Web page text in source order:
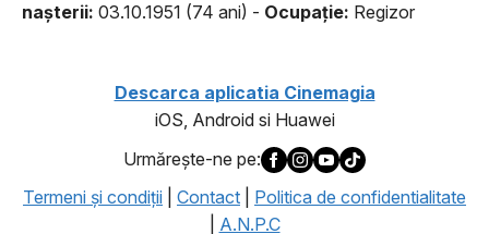
naşterii: 03.10.1951 (74 ani) - Ocupaţie: Regizor
Descarca aplicatia Cinemagia
iOS, Android si Huawei
Urmăreşte-ne pe:
Termeni şi condiţii
Contact
Politica de confidentialitate
A.N.P.C